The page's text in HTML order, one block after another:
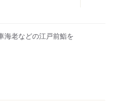
海老などの江戸前鮨を